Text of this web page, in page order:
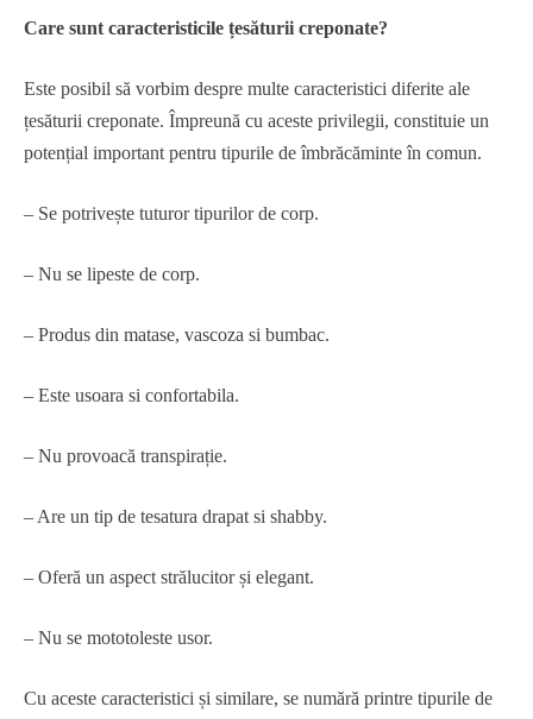
Care sunt caracteristicile țesăturii creponate?
Este posibil să vorbim despre multe caracteristici diferite ale
țesăturii creponate. Împreună cu aceste privilegii, constituie un
potențial important pentru tipurile de îmbrăcăminte în comun.
– Se potrivește tuturor tipurilor de corp.
– Nu se lipeste de corp.
– Produs din matase, vascoza si bumbac.
– Este usoara si confortabila.
– Nu provoacă transpirație.
– Are un tip de tesatura drapat si shabby.
– Oferă un aspect strălucitor și elegant.
– Nu se mototoleste usor.
Cu aceste caracteristici și similare, se numără printre tipurile de